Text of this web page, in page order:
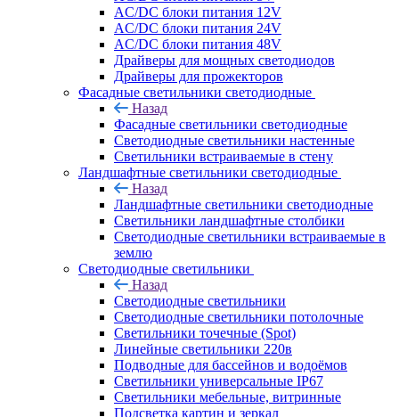
AC/DC блоки питания 12V
AC/DC блоки питания 24V
AC/DC блоки питания 48V
Драйверы для мощных светодиодов
Драйверы для прожекторов
Фасадные светильники светодиодные
Назад
Фасадные светильники светодиодные
Светодиодные светильники настенные
Светильники встраиваемые в стену
Ландшафтные светильники светодиодные
Назад
Ландшафтные светильники светодиодные
Светильники ландшафтные столбики
Светодиодные светильники встраиваемые в
землю
Светодиодные светильники
Назад
Светодиодные светильники
Светодиодные светильники потолочные
Светильники точечные (Spot)
Линейные светильники 220в
Подводные для бассейнов и водоёмов
Светильники универсальные IP67
Светильники мебельные, витринные
Подсветка картин и зеркал